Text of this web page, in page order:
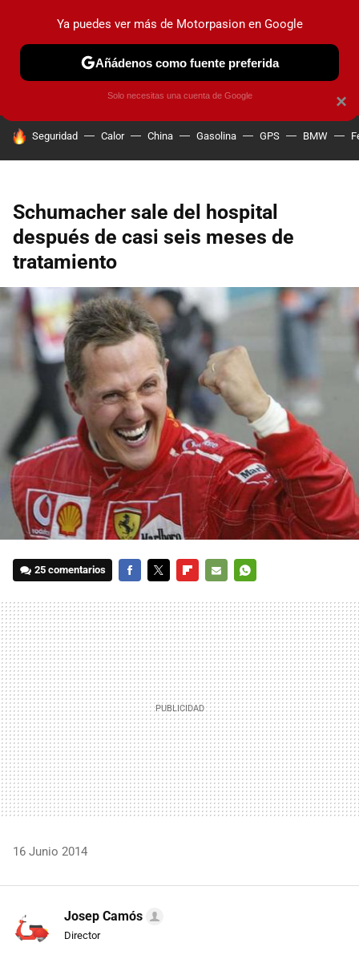
PRUEBAS COCHES ELÉCTRICOS OBSERVATORIO
HOY SE HABLA DE
Seguridad Calor China Gasolina GPS BMW
Schumacher sale del hospital
después de casi seis meses de
tratamiento
25 comentarios
MAIL
16 Junio 2014
Josep Camós
Director
×
Ya puedes ver más de Motorpasion en Google
Añádenos como fuente preferida
Solo necesitas una cuenta de Google